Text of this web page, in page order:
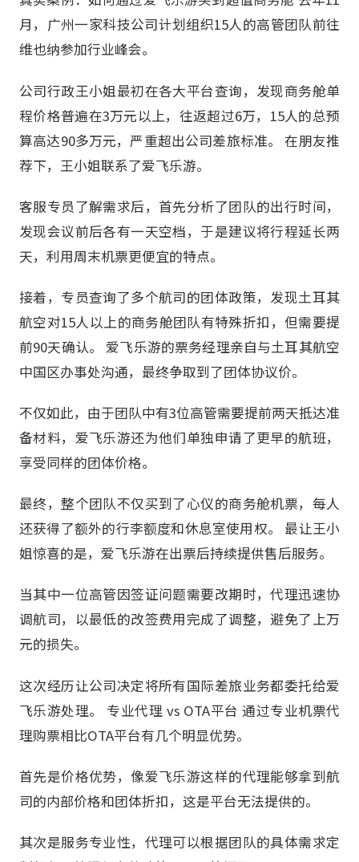
月，广州一家科技公司计划组织15人的高管团队前往
维也纳参加行业峰会。
公司行政王小姐最初在各大平台查询，发现商务舱单
程价格普遍在3万元以上，往返超过6万，15人的总预
算高达90多万元，严重超出公司差旅标准。 在朋友推
荐下，王小姐联系了爱飞乐游。
客服专员了解需求后，首先分析了团队的出行时间，
发现会议前后各有一天空档，于是建议将行程延长两
天，利用周末机票更便宜的特点。
接着，专员查询了多个航司的团体政策，发现土耳其
航空对15人以上的商务舱团队有特殊折扣，但需要提
前90天确认。 爱飞乐游的票务经理亲自与土耳其航空
中国区办事处沟通，最终争取到了团体协议价。
不仅如此，由于团队中有3位高管需要提前两天抵达准
备材料，爱飞乐游还为他们单独申请了更早的航班，
享受同样的团体价格。
最终，整个团队不仅买到了心仪的商务舱机票，每人
还获得了额外的行李额度和休息室使用权。 最让王小
姐惊喜的是，爱飞乐游在出票后持续提供售后服务。
当其中一位高管因签证问题需要改期时，代理迅速协
调航司，以最低的改签费用完成了调整，避免了上万
元的损失。
这次经历让公司决定将所有国际差旅业务都委托给爱
飞乐游处理。 专业代理 vs OTA平台 通过专业机票代
理购票相比OTA平台有几个明显优势。
首先是价格优势，像爱飞乐游这样的代理能够拿到航
司的内部价格和团体折扣，这是平台无法提供的。
其次是服务专业性，代理可以根据团队的具体需求定